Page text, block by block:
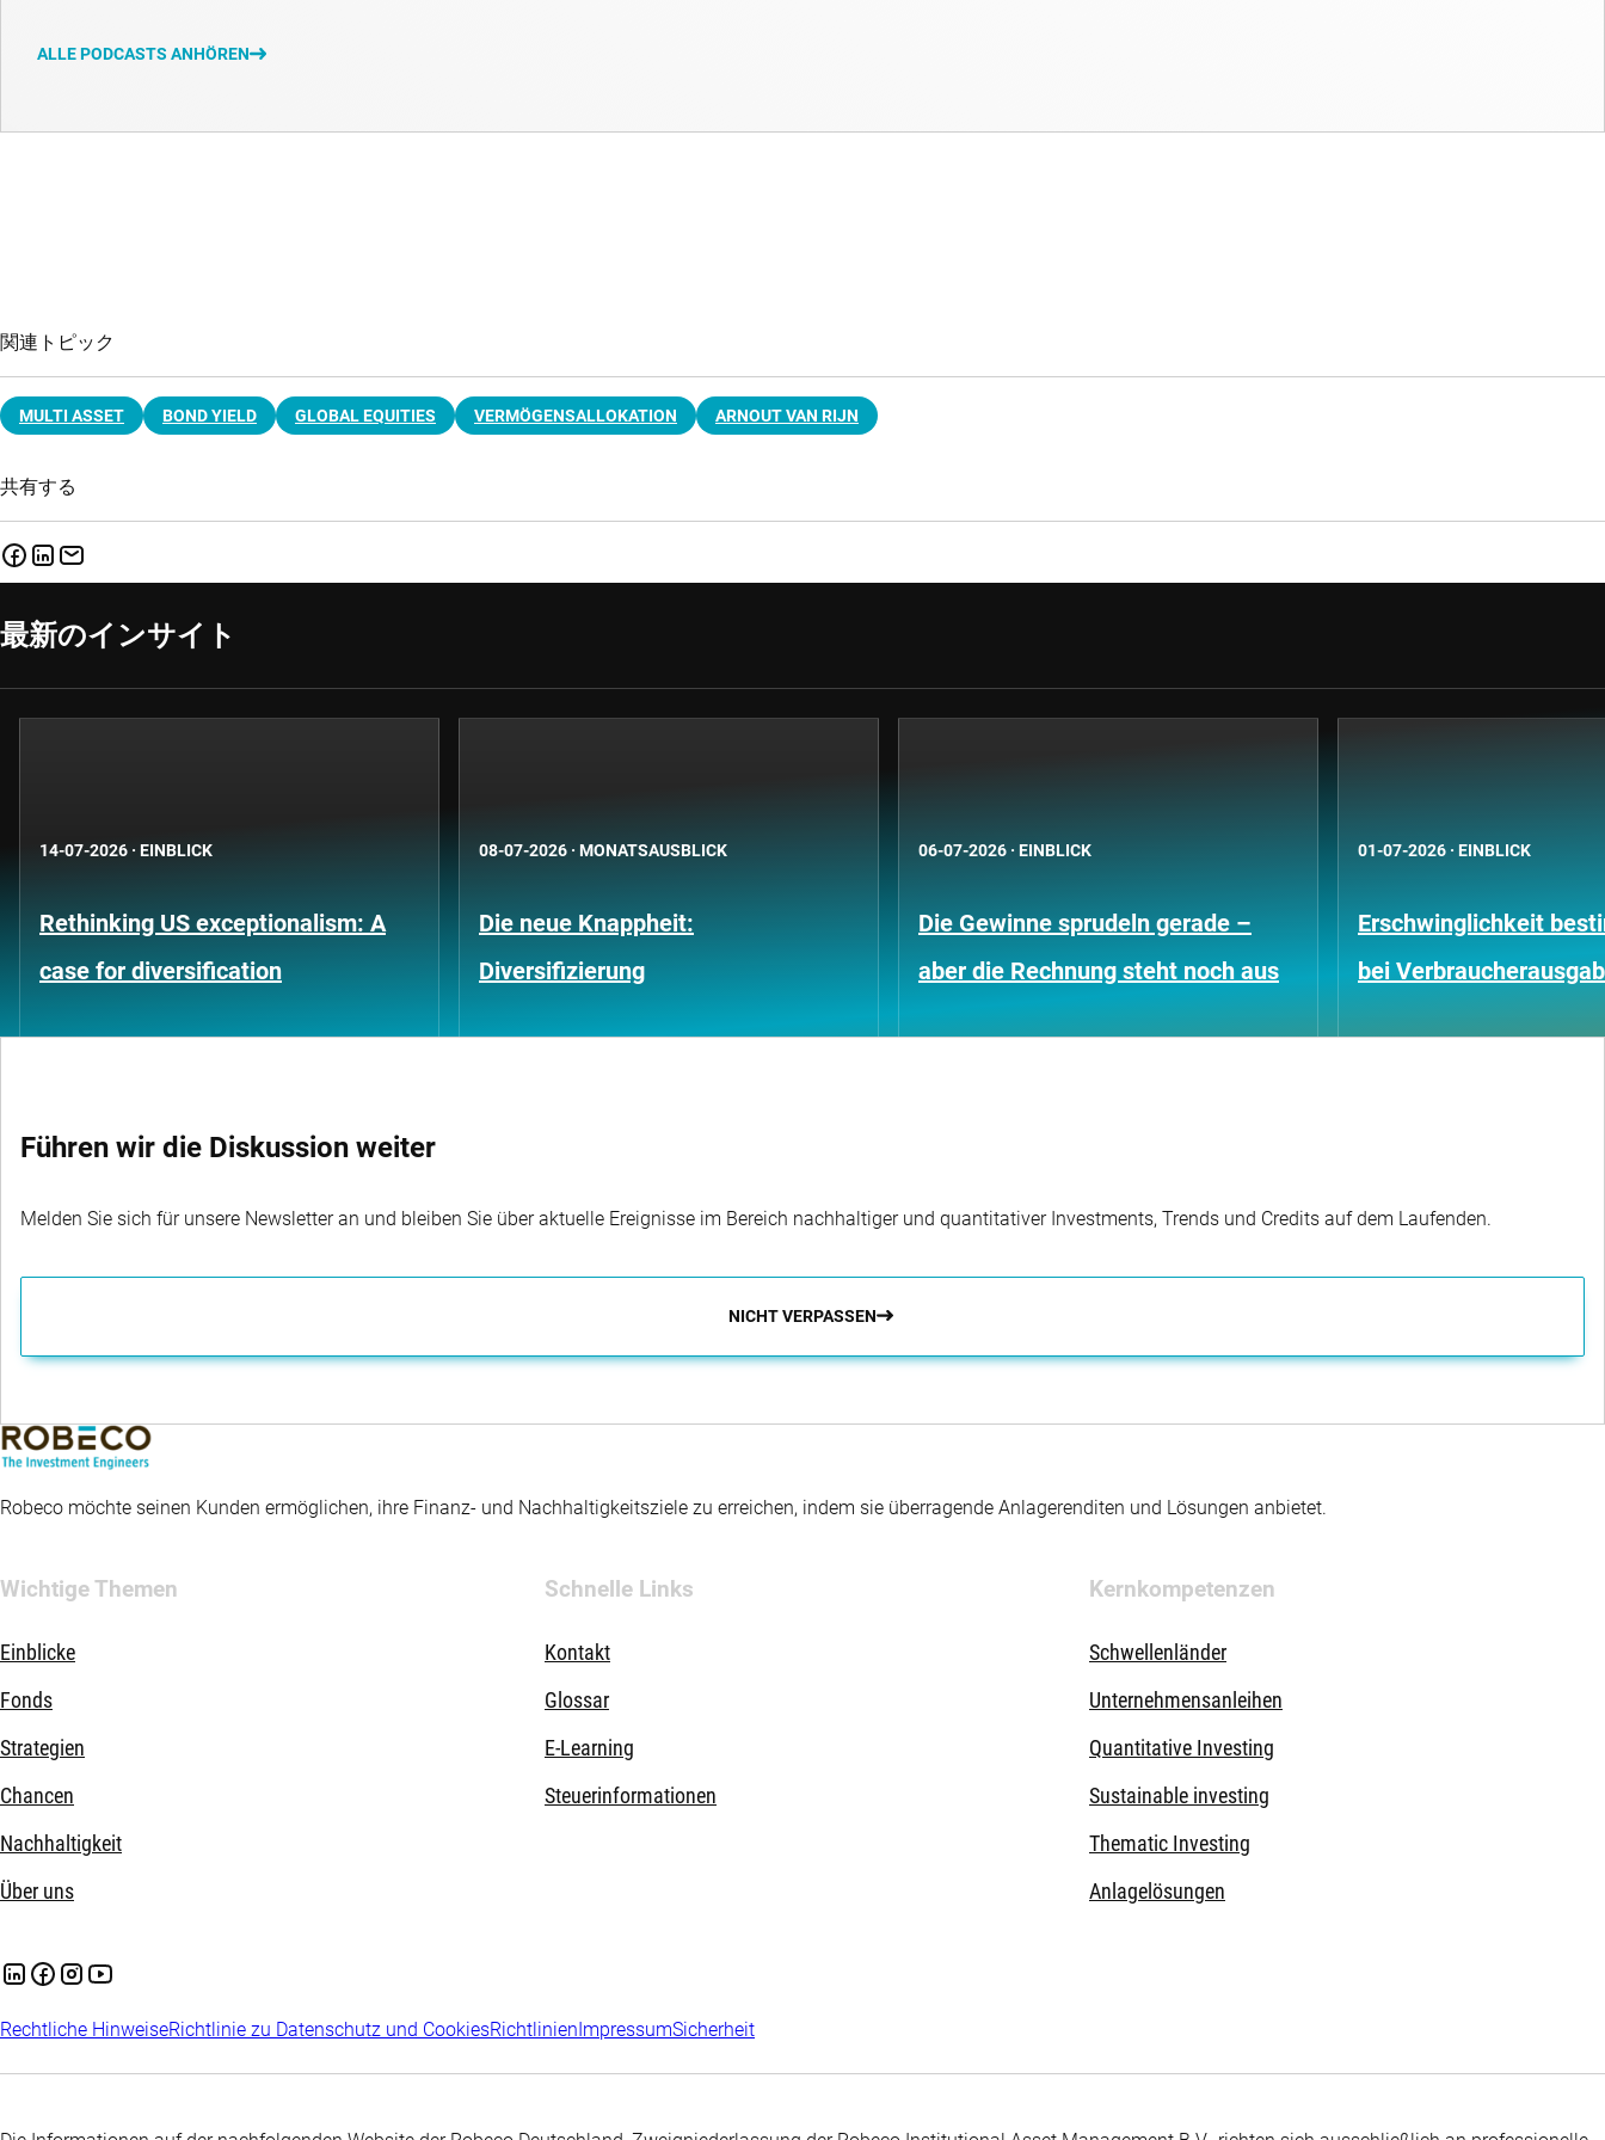
ALLE PODCASTS ANHÖREN
関連トピック
MULTI ASSET BOND YIELD GLOBAL EQUITIES VERMÖGENSALLOKATION ARNOUT VAN RIJN
共有する
最新のインサイト
14-07-2026 · EINBLICK
Rethinking US exceptionalism: A
case for diversification
08-07-2026 · MONATSAUSBLICK
Die neue Knappheit:
Diversifizierung
06-07-2026 · EINBLICK
Die Gewinne sprudeln gerade –
aber die Rechnung steht noch aus
01-07-2026 · EINBLICK
Erschwinglichkeit
bei
Führen wir die Diskussion weiter
Melden Sie sich für unsere Newsletter an und bleiben Sie über aktuelle Ereignisse im Bereich nachhaltiger und quantitativer Investments, Trends und Credits auf dem Laufenden.
NICHT VERPASSEN
Robeco möchte seinen Kunden ermöglichen, ihre Finanz- und Nachhaltigkeitsziele zu erreichen, indem sie überragende Anlagerenditen und Lösungen anbietet.
Wichtige Themen
Einblicke
Fonds
Strategien
Chancen
Nachhaltigkeit
Über uns
Schnelle Links
Kontakt
Glossar
E-Learning
Steuerinformationen
Kernkompetenzen
Schwellenländer
Unternehmensanleihen
Quantitative Investing
Sustainable investing
Thematic Investing
Anlagelösungen
Rechtliche HinweiseRichtlinie zu Datenschutz und CookiesRichtlinienImpressumSicherheit